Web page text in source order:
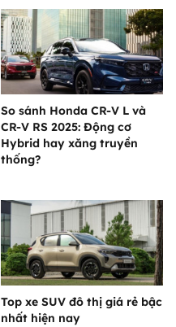
So sánh Honda CR-V L và
CR-V RS 2025: Động cơ
Hybrid hay xăng truyền
thống?
Top xe SUV đô thị giá rẻ bậc
nhất hiện nay